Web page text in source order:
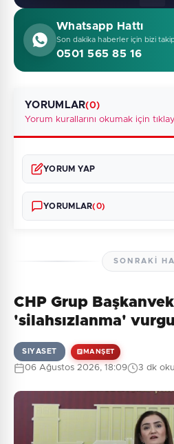
Whatsapp Hattı
Son dakika haberler için bizi
0501 565 85 16
YORUMLAR(0)
Yorum kurallarını okumak için
YORUM YAP
Güvenlik
4 + 7 = ?
YORUMLAR(0)
Henüz yorum yapılmamış.
SONRAKI
CHP Grup
'silahsızlanma'
SIYASET MANŞET
06 Ağustos 2026, 18:09 3 dk